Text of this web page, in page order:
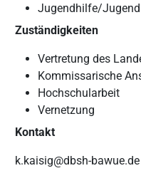
Jugendhilfe/
Zuständigkeiten
Vertretung des
Kommissarische
Hochschularbeit
Vernetzung
Kontakt
k.kaisig@dbsh-